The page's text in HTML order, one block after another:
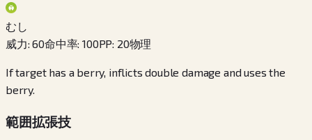
むし
威力:60命中率:100PP: 20物理
If target has a berry, inflicts double damage and uses the
berry.
範囲拡張技